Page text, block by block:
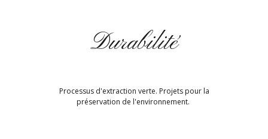
Durabilité
Processus d'extraction verte. Projets pour la
préservation de l'environnement.